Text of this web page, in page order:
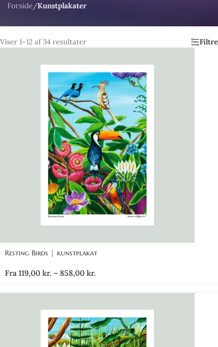
Forside/Kunstplakater
Viser 1–12 af 34 resultater Filtre
Resting Birds | kunstplakat
Fra 119,00 kr. – 858,00 kr.